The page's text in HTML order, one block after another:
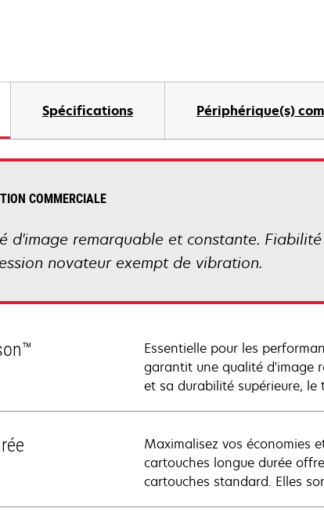
Spécifications Périphérique(s)
COMMERCIALE
d'image remarquable et constante.
novateur exempt de vibration.
Essentielle pour les
garantit une qualité d'image
et sa durabilité supérieure,
Maximalisez vos économies
cartouches longue durée
cartouches standard. Elles